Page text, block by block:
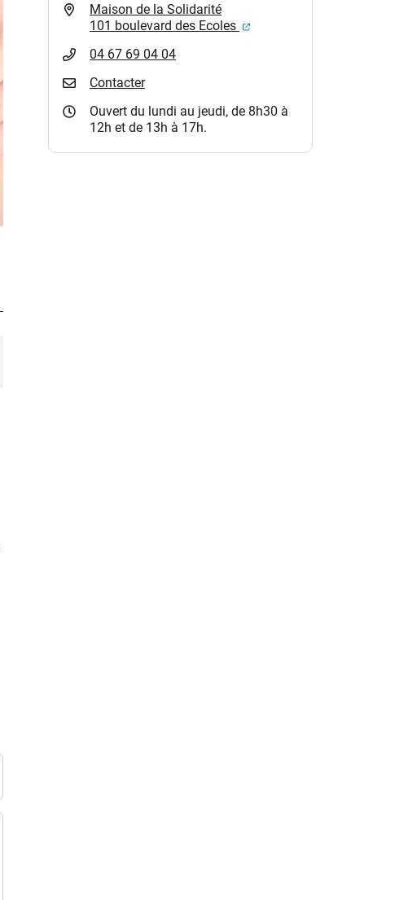
Maison de la Solidarité
101 boulevard des Ecoles
(ouverture dans un nouvel
04 67 69 04 04
Contacter
Ouvert du lundi au jeudi, de 8h30 à
12h et de 13h à 17h.